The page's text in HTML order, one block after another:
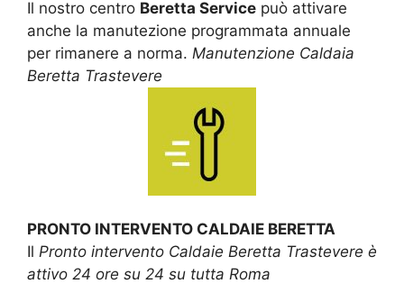
Il nostro centro Beretta Service può attivare
anche la manutezione programmata annuale
per rimanere a norma. Manutenzione Caldaia
Beretta Trastevere
PRONTO INTERVENTO CALDAIE BERETTA
Il Pronto intervento Caldaie Beretta Trastevere è
attivo 24 ore su 24 su tutta Roma